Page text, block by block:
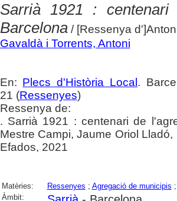
Sarrià 1921 :
Barcelona/ [Ressenya
Gavaldà i Torrents, Antoni
En: Plecs d'Història Local .
21 (Ressenyes)
Ressenya de:
. Sarrià 1921 : centenari de
Mestre Campi, Jaume Oriol
Efados, 2021
Matèries: Ressenyes ; Agregació de municipis
Àmbit: